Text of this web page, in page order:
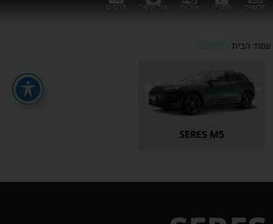
חדשות החניון אודות צור קשר פרסום
עמוד הבית / SERES
SERES M5